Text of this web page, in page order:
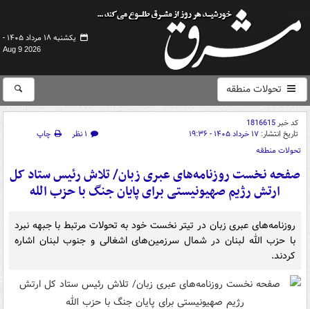
یکشنبه ۱۸ مرداد ۱۴۰۵ -
Aug 9 2026
تحولات منطقه
کد خبر1816615
تاریخ انتشار: ۱۷ خرداد ۱۴۰۵ - ۱۹:۳۶ ۱ نظر
چاپ
تحولات منطقه
صفحه نخست روزنامه‌های عبری زبان/ تلاش رئیس ستاد کل
ارتش رژیم صهیونیستی برای پایان جنگ با حزب الله
روزنامه‌های عبری زبان در تیتر نخست خود به تحولات مرتبط با جبهه نبرد
با حزب الله لبنان در شمال سرزمین‌های اشغالی و جنوب لبنان اشاره
کردند.